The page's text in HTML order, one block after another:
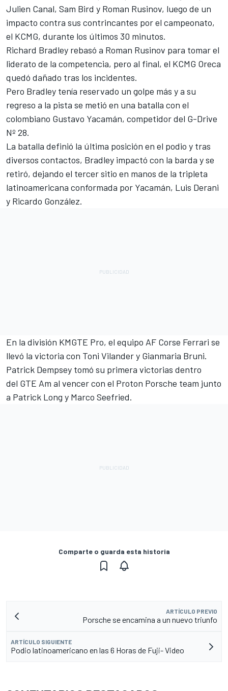
Julien Canal, Sam Bird y Roman Rusinov, luego de un
impacto contra sus contrincantes por el campeonato,
el KCMG, durante los últimos 30 minutos.
Richard Bradley rebasó a Roman Rusinov para tomar el
liderato de la competencia, pero al final, el KCMG Oreca
quedó dañado tras los incidentes.
Pero Bradley tenía reservado un golpe más y a su
regreso a la pista se metió en una batalla con el
colombiano Gustavo Yacamán, competidor del G-Drive
Nº 28.
La batalla definió la última posición en el podio y tras
diversos contactos, Bradley impactó con la barda y se
retiró, dejando el tercer sitio en manos de la tripleta
latinoamericana conformada por Yacamán, Luis Derani
y Ricardo González.
En la división KMGTE Pro, el equipo AF Corse Ferrari se
llevó la victoria con Toni Vilander y Gianmaria Bruni.
Patrick Dempsey tomó su primera victorias dentro
del GTE Am al vencer con el Proton Porsche team junto
a Patrick Long y Marco Seefried.
Comparte o guarda esta historia
ARTÍCULO PREVIO
Porsche se encamina a un nuevo triunfo
ARTÍCULO SIGUIENTE
Podio latinoamericano en las 6 Horas de Fuji- Video